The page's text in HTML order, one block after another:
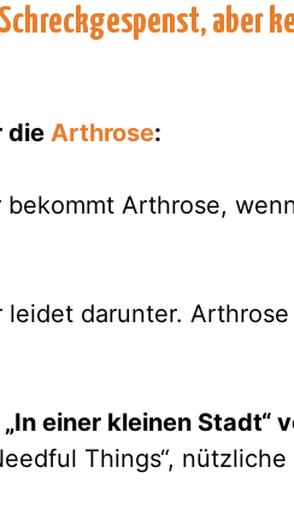
aber
die Arthrose:
Arthrose,
darunter.
„In einer kleinen Stadt“
Things“, nützliche